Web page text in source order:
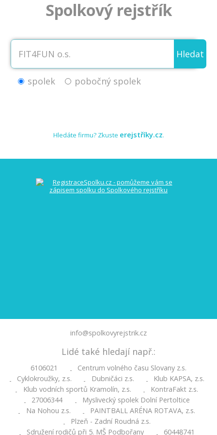
Spolkový rejstřík
Hledat
spolek pobočný spolek
Hledáte firmu? Zkuste erejstříky.cz.
info@spolkovyrejstrik.cz
Lidé také hledají např.:
6106021 -
Centrum volného času Slovany z.s.
-
Cyklokroužky, z.s. - Dubničáci z.s. -
Klub KAPSA, z.s.
-
Klub vodních sportů Kramolín, z.s. -
KontraFakt z.s.
-
27006344 -
Myslivecký spolek Dolní Pertoltice
-
Na Nohou z.s. -
PAINTBALL ARÉNA ROTAVA, z.s.
-
Plzeň - Zadní Roudná z.s.
Sdružení rodičů při 5. MŠ Podbořany 60448741